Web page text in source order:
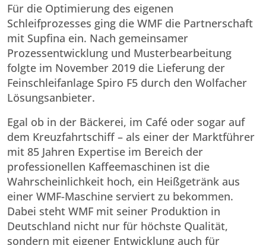
Für die Optimierung des eigenen
Schleifprozesses ging die WMF die Partnerschaft
mit Supfina ein. Nach gemeinsamer
Prozessentwicklung und Musterbearbeitung
folgte im November 2019 die Lieferung der
Feinschleifanlage Spiro F5 durch den Wolfacher
Lösungsanbieter.
Egal ob in der Bäckerei, im Café oder sogar auf
dem Kreuzfahrtschiff – als einer der Marktführer
mit 85 Jahren Expertise im Bereich der
professionellen Kaffeemaschinen ist die
Wahrscheinlichkeit hoch, ein Heißgetränk aus
einer WMF-Maschine serviert zu bekommen.
Dabei steht WMF mit seiner Produktion in
Deutschland nicht nur für höchste Qualität,
sondern mit eigener Entwicklung auch für